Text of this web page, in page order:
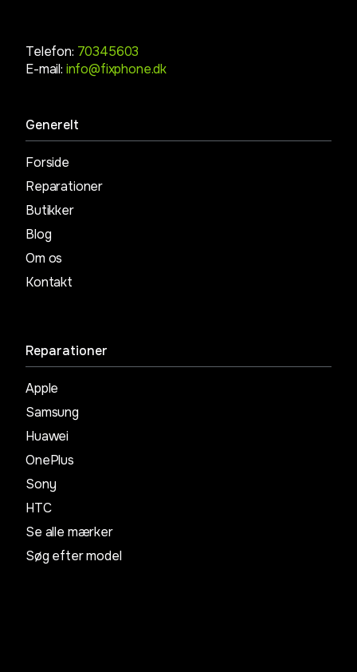
Telefon: 70345603
E-mail: info@fixphone.dk
Generelt
Forside
Reparationer
Butikker
Blog
Om os
Kontakt
Reparationer
Apple
Samsung
Huawei
OnePlus
Sony
HTC
Se alle mærker
Søg efter model